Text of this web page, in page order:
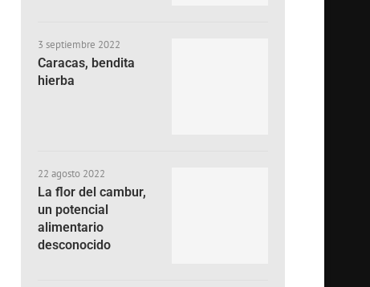
3 septiembre 2022
Caracas, bendita
hierba
22 agosto 2022
La flor del cambur,
un potencial
alimentario
desconocido